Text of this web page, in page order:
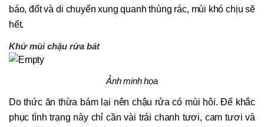
báo, đốt và di chuyển xung quanh thùng rác, mùi khó chịu sẽ
hết.
Khử mùi chậu rửa bát
Ảnh minh họa
Do thức ăn thừa bám lại nên chậu rửa có mùi hôi. Để khắc
phục tình trạng này chỉ cần vài trái chanh tươi, cam tươi và